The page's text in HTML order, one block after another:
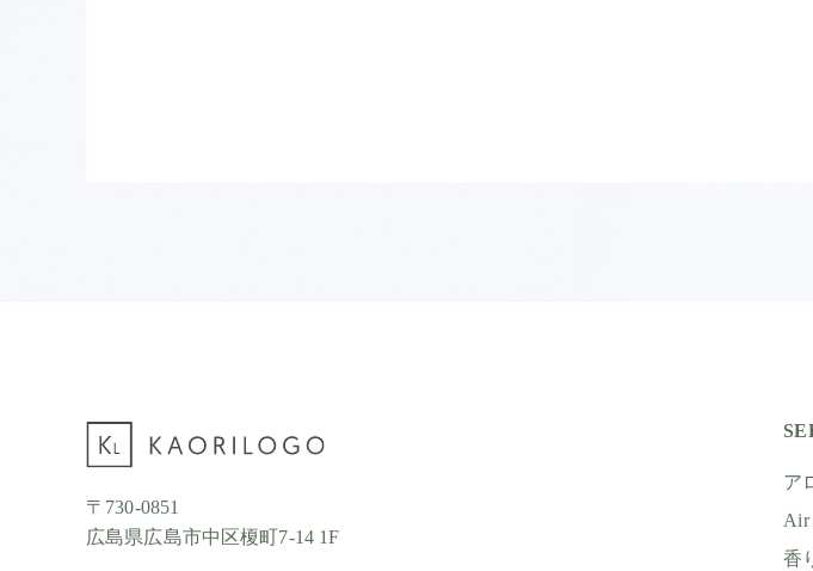
〒730-0851
広島県広島市中区榎町7-14 1F
ア
Air
香